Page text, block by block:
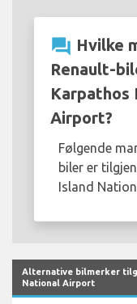
question_answer Hvilke
Renault-
Karpathos
Airport?
Følgende
biler er
Island
Alternative bilmerker
National Airport